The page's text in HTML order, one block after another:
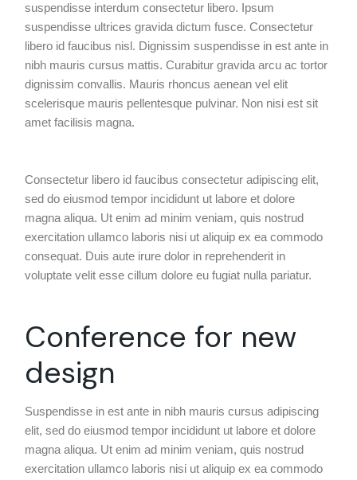
suspendisse interdum consectetur libero. Ipsum
suspendisse ultrices gravida dictum fusce. Consectetur
libero id faucibus nisl. Dignissim suspendisse in est ante in
nibh mauris cursus mattis. Curabitur gravida arcu ac tortor
dignissim convallis. Mauris rhoncus aenean vel elit
scelerisque mauris pellentesque pulvinar. Non nisi est sit
amet facilisis magna.
Consectetur libero id faucibus consectetur adipiscing elit,
sed do eiusmod tempor incididunt ut labore et dolore
magna aliqua. Ut enim ad minim veniam, quis nostrud
exercitation ullamco laboris nisi ut aliquip ex ea commodo
consequat. Duis aute irure dolor in reprehenderit in
voluptate velit esse cillum dolore eu fugiat nulla pariatur.
Conference for new
design
Suspendisse in est ante in nibh mauris cursus adipiscing
elit, sed do eiusmod tempor incididunt ut labore et dolore
magna aliqua. Ut enim ad minim veniam, quis nostrud
exercitation ullamco laboris nisi ut aliquip ex ea commodo